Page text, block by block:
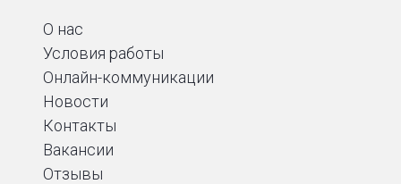
О нас
Условия работы
Онлайн-коммуникации
Новости
Контакты
Вакансии
Отзывы